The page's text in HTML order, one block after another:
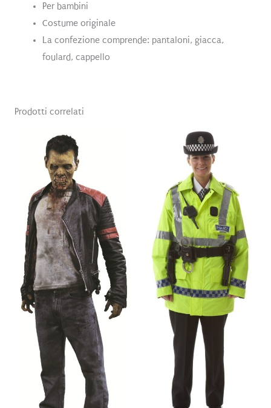
Per bambini
Costume originale
La confezione comprende: pantaloni, giacca,
foulard, cappello
Prodotti correlati